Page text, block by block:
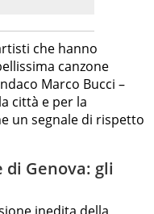
che hanno
canzone
Marco Bucci –
città e per la
un segnale di rispetto
Genova: gli